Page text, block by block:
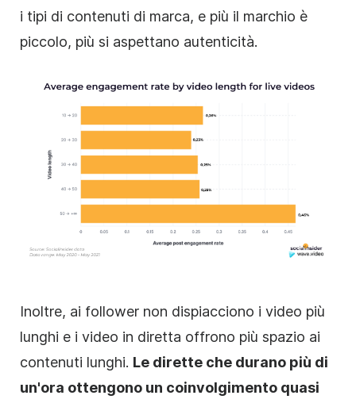
i tipi di contenuti di marca, e più il marchio è
piccolo, più si aspettano autenticità.
Inoltre, ai follower non dispiacciono i video più
lunghi e i video in diretta offrono più spazio ai
contenuti lunghi. Le dirette che durano più di
un'ora ottengono un coinvolgimento quasi